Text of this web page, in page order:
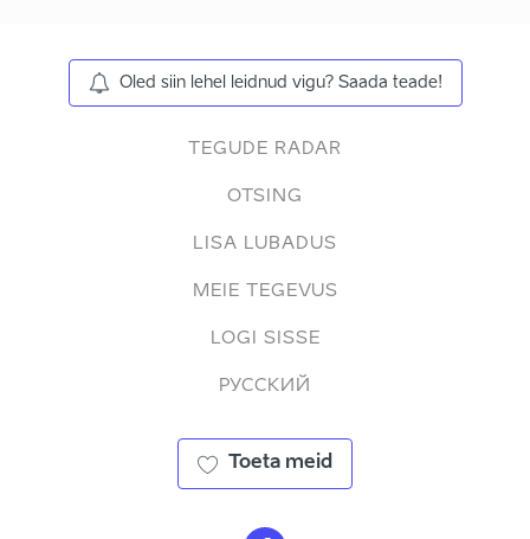
Oled siin lehel leidnud vigu? Saada teade!
TEGUDE RADAR
OTSING
LISA LUBADUS
MEIE TEGEVUS
LOGI SISSE
РУССКИЙ
Toeta meid